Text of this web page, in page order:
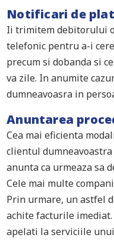
Notificari de
Ii trimitem debitorului
telefonic pentru a-i
precum si dobanda si
va zile. In anumite
dumneavoasra in
Anuntarea
Cea mai eficienta
clientul dumneavoastra
anunta ca urmeaza sa
Cele mai multe
Prin urmare, un astfel
achite facturile imediat.
apelati la serviciile